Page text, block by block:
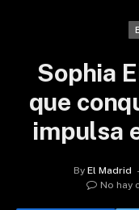
Sophia
que
impulsa
By El Madrid
No hay